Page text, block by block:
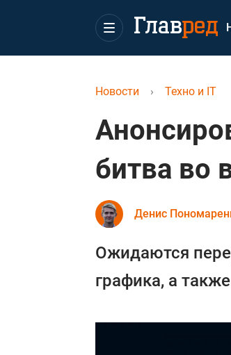
Новости › Техно и IT
битва во
Денис
Ожидаются
графика, а